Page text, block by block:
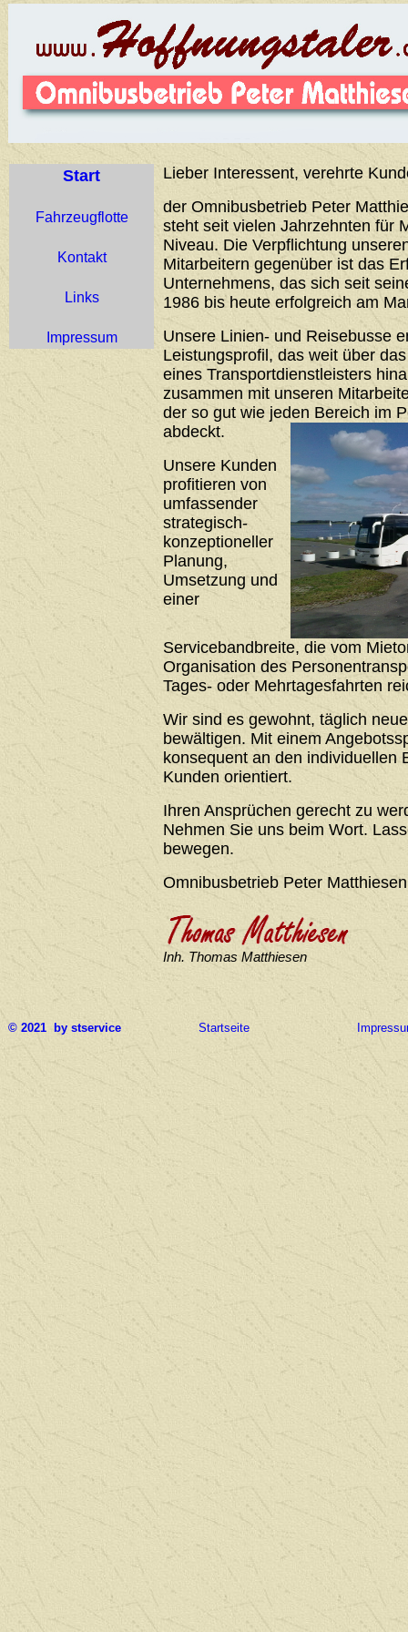
Start
Fahrzeugflotte
Kontakt
Links
Impressum
Lieber Interessent, verehrte
der Omnibusbetrieb Peter
steht seit vielen Jahrzehnten für
Niveau. Die Verpflichtung
Mitarbeitern gegenüber ist das
Unternehmens, das sich seit
1986 bis heute erfolgreich am
Unsere Linien- und Reisebusse
Leistungsprofil, das weit über
eines Transportdienstleisters
zusammen mit unseren
der so gut wie jeden Bereich im
abdeckt.
Unsere Kunden
profitieren von
umfassender
strategisch-
konzeptioneller
Planung,
Umsetzung und
einer
Servicebandbreite, die vom
Organisation des
Tages- oder Mehrtagesfahrten
Wir sind es gewohnt, täglich
bewältigen. Mit einem
konsequent an den individuellen
Kunden orientiert.
Ihren Ansprüchen gerecht zu
Nehmen Sie uns beim Wort.
bewegen.
Omnibusbetrieb Peter Matthiesen
Inh. Thomas Matthiesen
© 2021 by stservice Startseite